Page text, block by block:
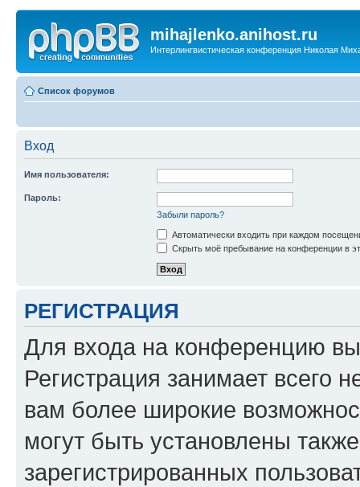
mihajlenko.anihost.ru
Интерлингвистическая конференция Николая
Список форумов
Вход
Имя пользователя:
Пароль:
Забыли пароль?
Автоматически входить при каждом
Скрыть моё пребывание на конференции в
РЕГИСТРАЦИЯ
Для входа на конференцию
Регистрация занимает всего
вам более широкие
могут быть установлены
зарегистрированных